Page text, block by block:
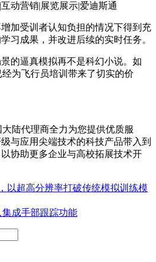
加受训者认知负担的情况下得到充
习成果，并改进后续的实时任务。
的逼真模拟再不是科幻小说。如
为飞行员培训带来了切实的价
陆代理商全力为您提供优质服
与应用尖端技术的科技产品带入到
协助更多企业与高校拓展技术开
以超高分辨率打破传统模拟训练模
集成手部跟踪功能